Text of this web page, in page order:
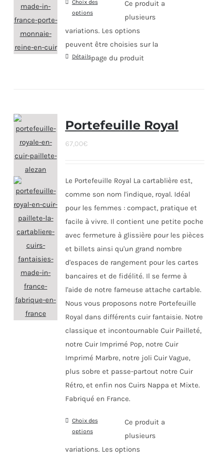
Choix des
options
Ce produit a
plusieurs
variations. Les options
peuvent être choisies sur la
page du produit
Détails
Portefeuille Royal
67,00€
Le Portefeuille Royal La cartablière est,
comme son nom l'indique, royal. Idéal
pour les femmes : compact, pratique et
facile à vivre. Il contient une petite poche
avec fermeture à glissière pour les pièces
et billets ainsi qu'un grand nombre
d'espaces de rangement pour les cartes
bancaires et de fidélité. Il se ferme à
l'aide de notre fameuse attache cartable.
Nous vous proposons notre Portefeuille
Royal dans différents cuir fantaisie. Notre
classique et incontournable Cuir Pailleté,
notre Cuir Imprimé Pop, notre Cuir
Imprimé Marbre, notre joli Cuir Vague,
plus sobre et passe-partout notre Cuir
Rétro, et enfin nos Cuirs Nappa et Mixte.
Fabriqué en France.
Choix des
options
Ce produit a
plusieurs
variations. Les options